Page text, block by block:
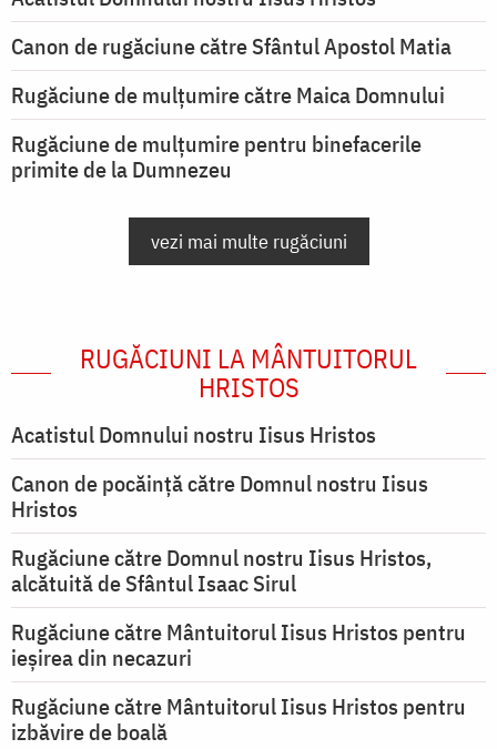
Canon de rugăciune către Sfântul Apostol Matia
Rugăciune de mulţumire către Maica Domnului
Rugăciune de mulțumire pentru binefacerile
primite de la Dumnezeu
vezi mai multe rugăciuni
RUGĂCIUNI LA MÂNTUITORUL
HRISTOS
Acatistul Domnului nostru Iisus Hristos
Canon de pocăință către Domnul nostru Iisus
Hristos
Rugăciune către Domnul nostru Iisus Hristos,
alcătuită de Sfântul Isaac Sirul
Rugăciune către Mântuitorul Iisus Hristos pentru
ieşirea din necazuri
Rugăciune către Mântuitorul Iisus Hristos pentru
izbăvire de boală